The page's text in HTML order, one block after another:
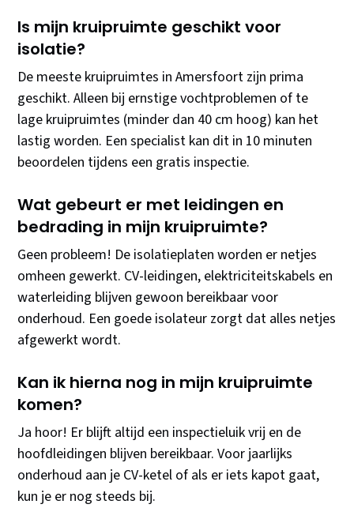
Is mijn kruipruimte geschikt voor
isolatie?
De meeste kruipruimtes in Amersfoort zijn prima
geschikt. Alleen bij ernstige vochtproblemen of te
lage kruipruimtes (minder dan 40 cm hoog) kan het
lastig worden. Een specialist kan dit in 10 minuten
beoordelen tijdens een gratis inspectie.
Wat gebeurt er met leidingen en
bedrading in mijn kruipruimte?
Geen probleem! De isolatieplaten worden er netjes
omheen gewerkt. CV-leidingen, elektriciteitskabels en
waterleiding blijven gewoon bereikbaar voor
onderhoud. Een goede isolateur zorgt dat alles netjes
afgewerkt wordt.
Kan ik hierna nog in mijn kruipruimte
komen?
Ja hoor! Er blijft altijd een inspectieluik vrij en de
hoofdleidingen blijven bereikbaar. Voor jaarlijks
onderhoud aan je CV-ketel of als er iets kapot gaat,
kun je er nog steeds bij.